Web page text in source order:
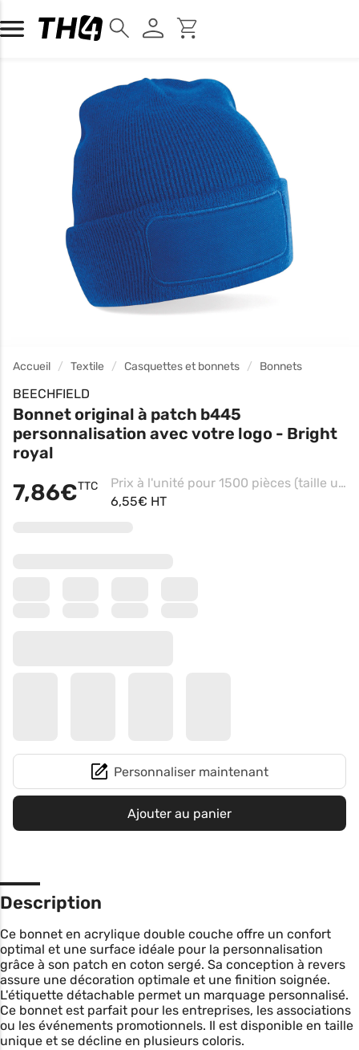
Accueil Textile Casquettes et bonnets Bonnets
BEECHFIELD
Bonnet original à patch b445
personnalisation avec votre logo - Bright
royal
7,86€TTC
Prix à l'unité pour 1500 pièces (taille unique - Black, Impression 80mm x 35mm)
6,55€ HT
Personnaliser maintenant
Ajouter au panier
Description
Ce bonnet en acrylique double couche offre un confort
optimal et une surface idéale pour la personnalisation
grâce à son patch en coton sergé. Sa conception à revers
assure une décoration optimale et une finition soignée.
L'étiquette détachable permet un marquage personnalisé.
Ce bonnet est parfait pour les entreprises, les associations
ou les événements promotionnels. Il est disponible en taille
unique et se décline en plusieurs coloris.